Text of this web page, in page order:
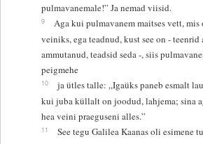
pulmavanemale!” Ja nemad viisid.
9
Aga kui pulmavanem maitses vett,
veiniks, ega teadnud, kust see on - teenrid
ammutanud, teadsid seda -, siis
peigmehe
10
ja ütles talle: „Igaüks paneb esmalt
kui juba küllalt on joodud, lahjema; sina
hea veini praeguseni alles.”
11
See tegu Galilea Kaanas oli esimene